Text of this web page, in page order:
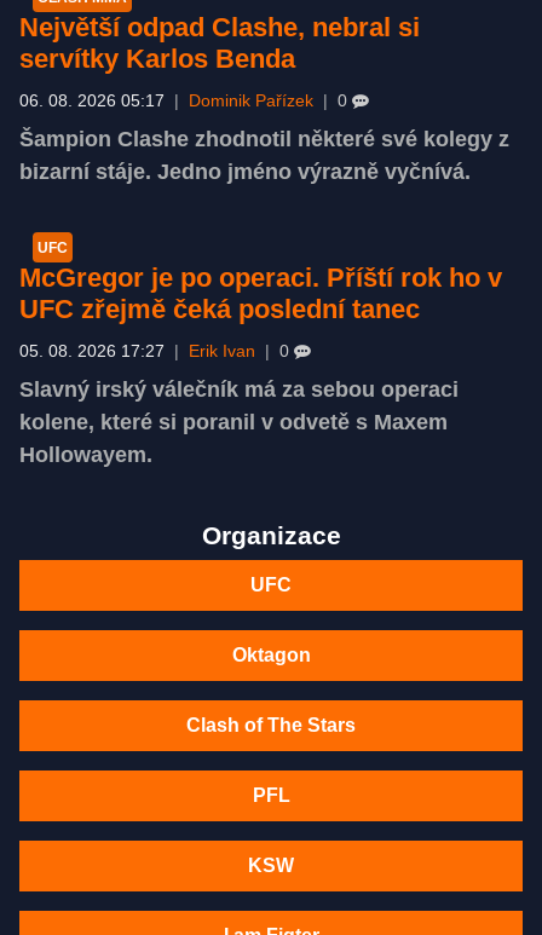
Největší odpad Clashe, nebral si
servítky Karlos Benda
06. 08. 2026 05:17 Dominik Pařízek 0
Šampion Clashe zhodnotil některé své kolegy z
bizarní stáje. Jedno jméno výrazně vyčnívá.
UFC
McGregor je po operaci. Příští rok ho v
UFC zřejmě čeká poslední tanec
05. 08. 2026 17:27 Erik Ivan 0
Slavný irský válečník má za sebou operaci
kolene, které si poranil v odvetě s Maxem
Hollowayem.
Organizace
UFC
Oktagon
Clash of The Stars
PFL
KSW